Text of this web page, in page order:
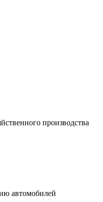
производства
автомобилей